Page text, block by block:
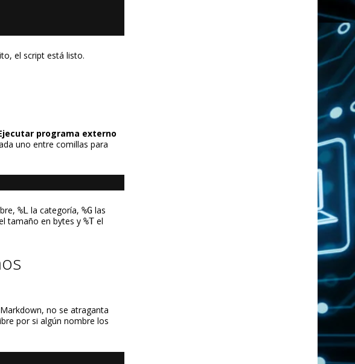
el script está listo.
programa externo
uno entre comillas para
%L la categoría, %G las
tamaño en bytes y %T el
no se atraganta
por si algún nombre los